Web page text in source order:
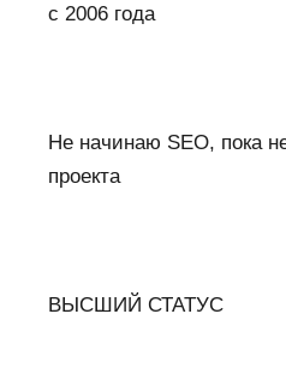
с 2006 года
Не начинаю SEO, пока
проекта
ВЫСШИЙ СТАТУС